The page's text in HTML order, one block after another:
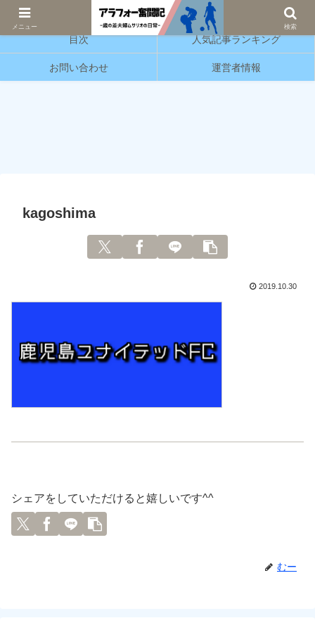
サッカーと育児の情報発信をしています。
目次 人気記事ランキング
お問い合わせ 運営者情報
kagoshima
2019.10.30
シェアをしていただけると嬉しいです^^
むー
メニュー 検索